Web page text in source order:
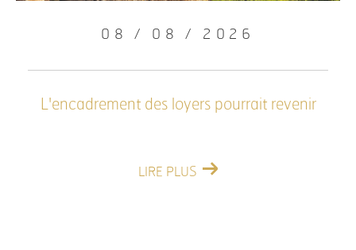
08 / 08 / 2026
L'encadrement des loyers pourrait revenir
LIRE PLUS